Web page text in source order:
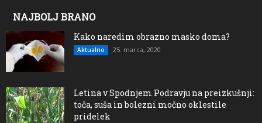
NAJBOLJ BRANO
Kako naredim obrazno masko doma?
Aktualno 25. marca, 2020
Letina v Spodnjem Podravju na preizkušnji:
toča, suša in bolezni močno oklestile
pridelek